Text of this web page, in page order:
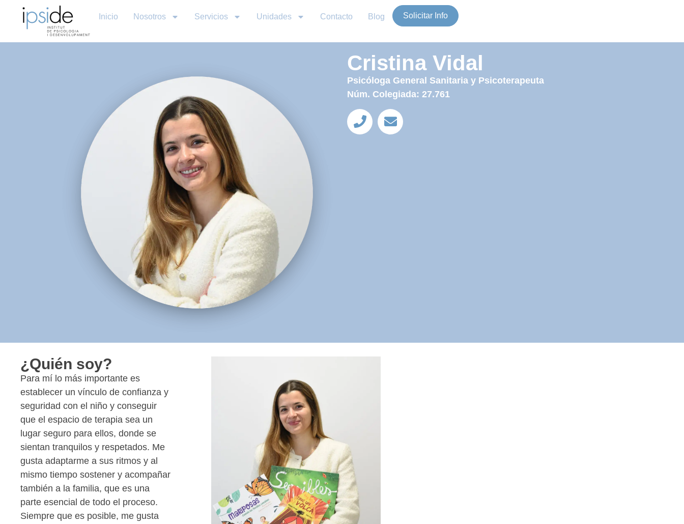
Inicio Nosotros Servicios Unidades Contacto Blog Solicitar Info
Cristina Vidal
Psicóloga General Sanitaria y Psicoterapeuta
Núm. Colegiada: 27.761
¿Quién soy?
Para mí lo más importante es
establecer un vínculo de confianza y
seguridad con el niño y conseguir
que el espacio de terapia sea un
lugar seguro para ellos, donde se
sientan tranquilos y respetados. Me
gusta adaptarme a sus ritmos y al
mismo tiempo sostener y acompañar
también a la familia, que es una
parte esencial de todo el proceso.
Siempre que es posible, me gusta